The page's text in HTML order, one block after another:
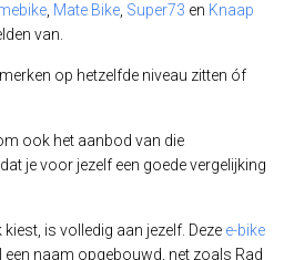
, Mate Bike, Super73 en Knaap
van.
op hetzelfde niveau zitten óf
ook het aanbod van die
je voor jezelf een goede vergelijking
is volledig aan jezelf. Deze e-bike
een naam opgebouwd, net zoals Rad